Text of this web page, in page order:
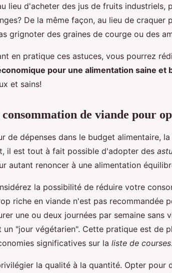
lieu d'acheter des jus de fruits industriels,
De la même façon, au lieu de craquer
grignoter des graines de courge ou des
en pratique ces astuces, vous pourrez
pour une alimentation saine et
et sains!
de viande pour
de dépenses dans le budget alimentaire,
il est tout à fait possible d'adopter des
autant renoncer à une alimentation
la possibilité de réduire votre
riche en viande n'est pas recommandée
une ou deux journées par semaine sans
un "jour végétarien". Cette pratique est de
significatives sur la liste de courses.
la qualité à la quantité. Opter pour